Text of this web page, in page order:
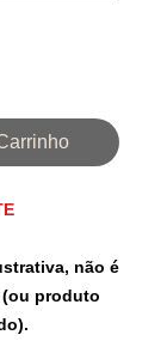
não é
produto